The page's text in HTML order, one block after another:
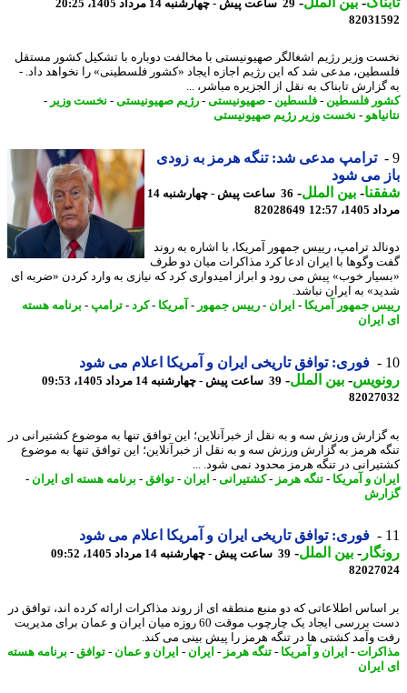
29 ساعت پیش - چهارشنبه 14 مرداد 1405، 20:25
وزیر رژیم اشغالگر صهیونیستی با مخالفت دوباره با تشکیل کشور مستقل
مدعی شد که این رژیم اجازه ایجاد «کشور فلسطینی» را نخواهد داد. -
تابناک به نقل از الجزیره مباشر، ...
فلسطین-فلسطین-صهیونیستی-رژیم صهیونیستی-نخست وزیر -
-نخست وزیر رژیم صهیونیستی
ترامپ مدعی شد: تنگه هرمز به زودی
می شود
-بین الملل-
36 ساعت پیش - چهارشنبه 14
12:57
82028649
ترامپ، رییس جمهور آمریکا، با اشاره به روند
وگوها با ایران ادعا کرد مذاکرات میان دو طرف
خوب» پیش می رود و ابراز امیدواری کرد که نیازی به وارد کردن «ضربه ای
به ایران نباشد.
جمهور آمریکا- ایران - رییس جمهور-آمریکا- کرد-ترامپ -برنامه هسته
فوری: توافق تاریخی ایران و آمریکا اعلام می شود
-بین الملل-39 ساعت پیش - چهارشنبه 14 مرداد 1405، 09:53
ورزش سه و به نقل از خبرآنلاین؛ این توافق تنها به موضوع کشتیرانی در
هرمز به گزارش ورزش سه و به نقل از خبرآنلاین؛ این توافق تنها به موضوع
در تنگه هرمز محدود نمی شود. ...
و آمریکا- تنگه هرمز- کشتیرانی- ایران - توافق-برنامه هسته ای ایران -
فوری: توافق تاریخی ایران و آمریکا اعلام می شود
-بین الملل-39 ساعت پیش - چهارشنبه 14 مرداد 1405، 09:52
اطلاعاتی که دو منبع منطقه ای از روند مذاکرات ارائه کرده اند، توافق در
دست بررسی ایجاد یک چارچوب موقت 60 روزه میان ایران و عمان برای مدیریت
وآمد کشتی ها در تنگه هرمز را پیش بینی می کند.
- ایران و آمریکا- تنگه هرمز- ایران - ایران و عمان-توافق-برنامه هسته